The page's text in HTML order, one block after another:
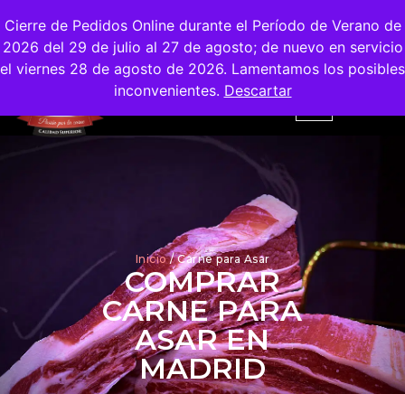
Cierre de Pedidos Online durante el Período de Verano de
2026 del 29 de julio al 27 de agosto; de nuevo en servicio
el viernes 28 de agosto de 2026. Lamentamos los posibles
inconvenientes. Descartar
EnvíosGratisen la Ciudad de Madrid
Inicio/ Carne para Asar
COMPRAR
CARNE PARA
ASAR EN
MADRID